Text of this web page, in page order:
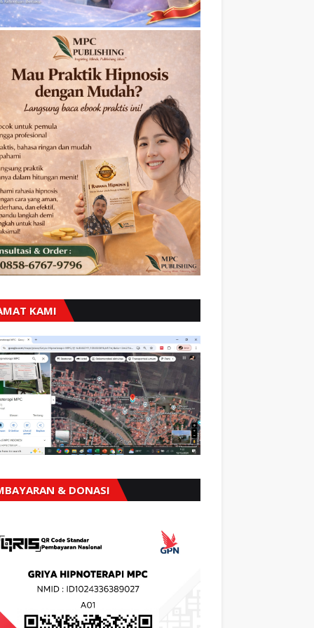
KAMI
& DONASI